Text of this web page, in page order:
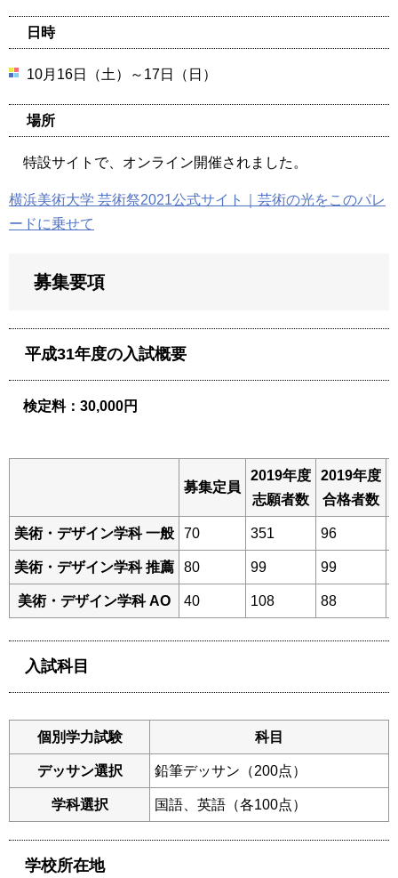
日時
10月16日（土）～17日（日）
場所
特設サイトで、オンライン開催されました。
横浜美術大学 芸術祭2021公式サイト｜芸術の光をこのパレ
ードに乗せて
募集要項
平成31年度の入試概要
検定料：30,000円
募集定員
2019年度
志願者数
2019年度
合格者数
美術・デザイン学科 一般 70 351 96
美術・デザイン学科 推薦 80 99 99
美術・デザイン学科 AO 40 108 88
入試科目
個別学力試験 科目
デッサン選択 鉛筆デッサン（200点）
学科選択 国語、英語（各100点）
学校所在地